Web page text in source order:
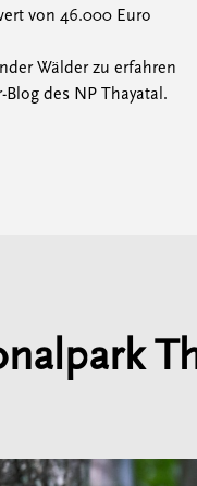
von 46.000 Euro
Wälder zu erfahren
des NP Thayatal.